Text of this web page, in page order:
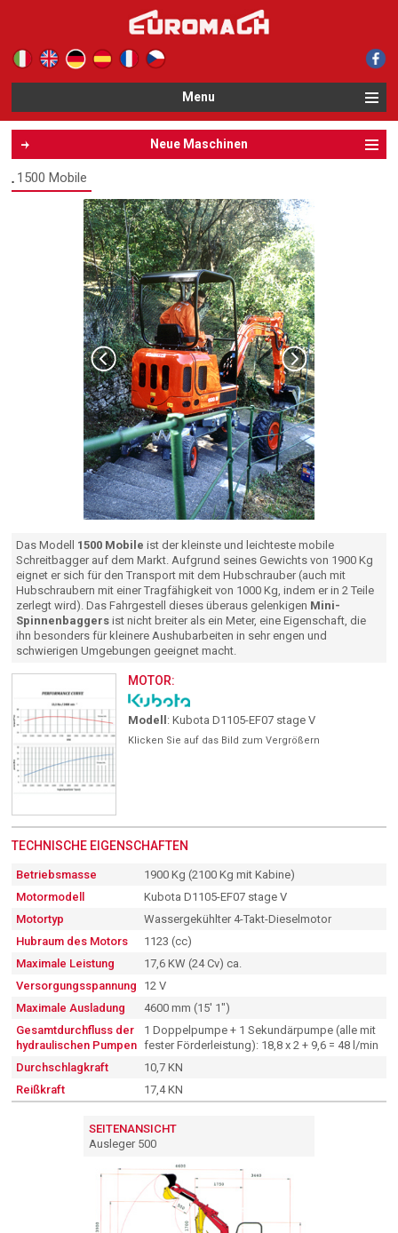
Menu
Neue Maschinen
1500 Mobile
Das Modell 1500 Mobile ist der kleinste und leichteste mobile
Schreitbagger auf dem Markt. Aufgrund seines Gewichts von 1900 Kg
eignet er sich für den Transport mit dem Hubschrauber (auch mit
Hubschraubern mit einer Tragfähigkeit von 1000 Kg, indem er in 2 Teile
zerlegt wird). Das Fahrgestell dieses überaus gelenkigen Mini-
Spinnenbaggers ist nicht breiter als ein Meter, eine Eigenschaft, die
ihn besonders für kleinere Aushubarbeiten in sehr engen und
schwierigen Umgebungen geeignet macht.
MOTOR:
Modell: Kubota D1105-EF07 stage V
Klicken Sie auf das Bild zum Vergrößern
TECHNISCHE EIGENSCHAFTEN
Betriebsmasse
1900 Kg (2100 Kg mit Kabine)
Motormodell
Kubota D1105-EF07 stage V
Motortyp
Wassergekühlter 4-Takt-Dieselmotor
Hubraum des Motors
1123 (cc)
Maximale Leistung
17,6 KW (24 Cv) ca.
Versorgungsspannung
12 V
Maximale Ausladung
4600 mm (15' 1")
Gesamtdurchfluss der
hydraulischen Pumpen
1 Doppelpumpe + 1 Sekundärpumpe (alle mit
fester Förderleistung): 18,8 x 2 + 9,6 = 48 l/min
Durchschlagkraft
10,7 KN
Reißkraft
17,4 KN
SEITENANSICHT
Ausleger 500
Informativa sulla raccolta
Le tue preferenze relative alla privacy